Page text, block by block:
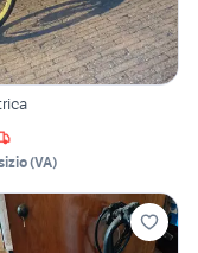
(VA)